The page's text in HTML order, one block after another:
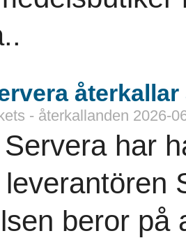
- återkallanden 2026-
har
beror på